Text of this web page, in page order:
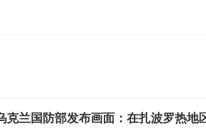
兰国防部发布画面：在扎波罗热地